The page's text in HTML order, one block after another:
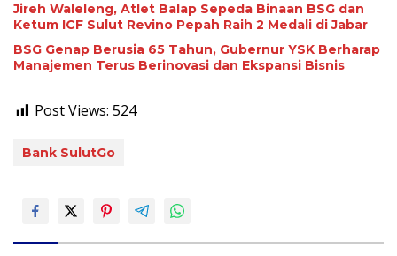
Jireh Waleleng, Atlet Balap Sepeda Binaan BSG dan
Ketum ICF Sulut Revino Pepah Raih 2 Medali di Jabar
BSG Genap Berusia 65 Tahun, Gubernur YSK Berharap
Manajemen Terus Berinovasi dan Ekspansi Bisnis
Post Views: 524
Bank SulutGo